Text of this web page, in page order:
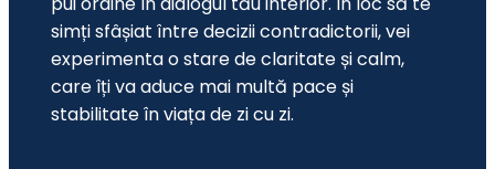
simți sfâșiat între decizii contradictorii, vei
experimenta o stare de claritate și calm,
care îți va aduce mai multă pace și
stabilitate în viața de zi cu zi.